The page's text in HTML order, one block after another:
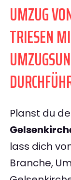
UMZUG
TRIESEN
Planst du
lass dich
Branche,